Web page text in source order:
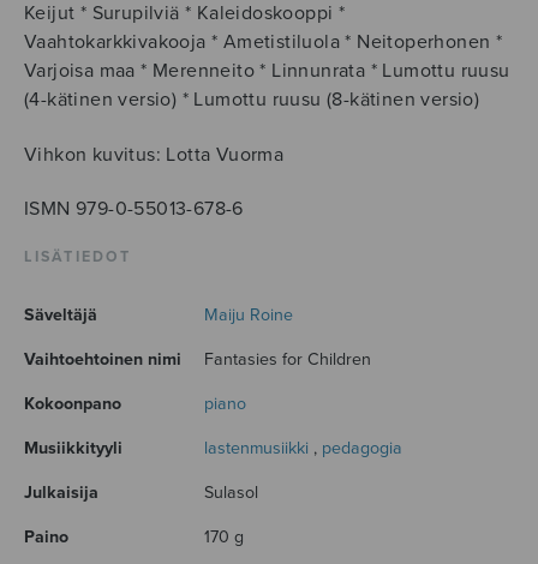
Keijut * Surupilviä * Kaleidoskooppi *
Vaahtokarkkivakooja * Ametistiluola * Neitoperhonen *
Varjoisa maa * Merenneito * Linnunrata * Lumottu ruusu
(4-kätinen versio) * Lumottu ruusu (8-kätinen versio)
Vihkon kuvitus: Lotta Vuorma
ISMN 979-0-55013-678-6
LISÄTIEDOT
Säveltäjä Maiju Roine
Vaihtoehtoinen nimi Fantasies for Children
Kokoonpano piano
Musiikkityyli lastenmusiikki , pedagogia
Julkaisija Sulasol
Paino 170 g